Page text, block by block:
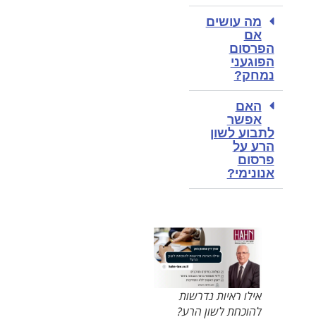
מה עושים
אם
הפרסום
הפוגעני
נמחק?
האם
אפשר
לתבוע לשון
הרע על
פרסום
אנונימי?
אילו ראיות נדרשות
להוכחת לשון הרע?